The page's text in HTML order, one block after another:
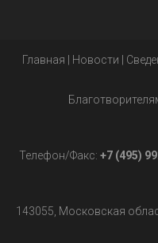
Главная | Новости |
Телефон/Факс: +7 (495)
143055, Московская